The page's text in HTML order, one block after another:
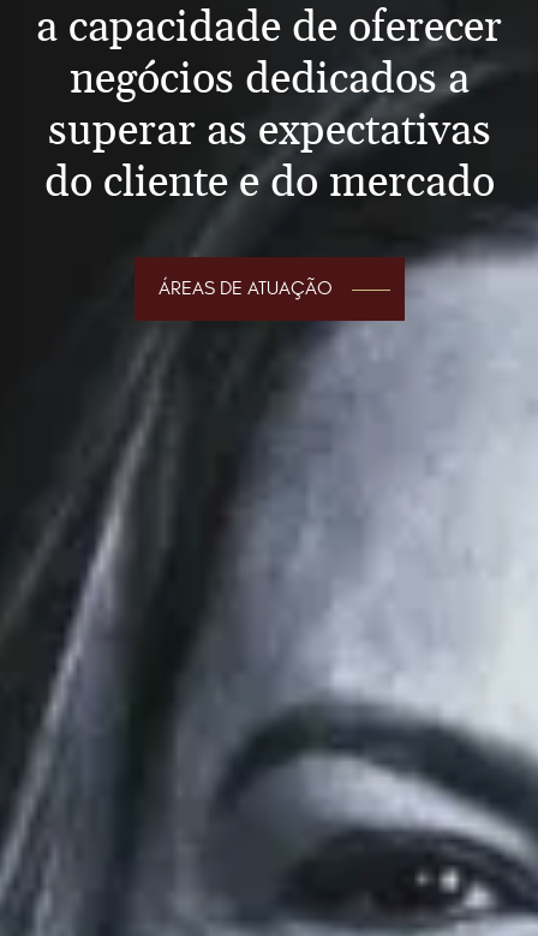
a capacidade de oferecer
negócios dedicados a
superar as expectativas
do cliente e do mercado
ÁREAS DE ATUAÇÃO